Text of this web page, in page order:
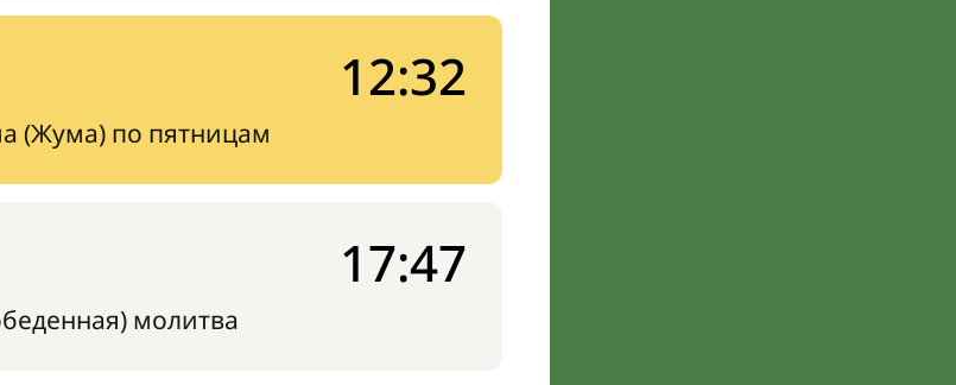
(Жума) по пятницам
12:32
молитва
17:47